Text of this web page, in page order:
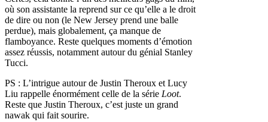
où son assistante la reprend sur ce qu’elle a le droit
de dire ou non (le New Jersey prend une balle
perdue), mais globalement, ça manque de
flamboyance. Reste quelques moments d’émotion
assez réussis, notamment autour du génial Stanley
Tucci.
PS : L’intrigue autour de Justin Theroux et Lucy
Liu rappelle énormément celle de la série Loot.
Reste que Justin Theroux, c’est juste un grand
nawak qui fait sourire.